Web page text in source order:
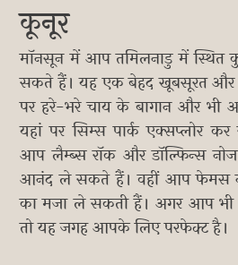
कूनूर
मॉनसून में आप तमिलनाडु में स्थित
सकते हैं। यह एक बेहद खूबसूरत और
पर हरे-भरे चाय के बागान और भी
यहां पर सिम्स पार्क एक्सप्लोर
आप लैम्ब्स रॉक और डॉल्फिन्स
आनंद ले सकते हैं। वहीं आप फेमस
का मजा ले सकती हैं। अगर आप भी
तो यह जगह आपके लिए परफेक्ट है।